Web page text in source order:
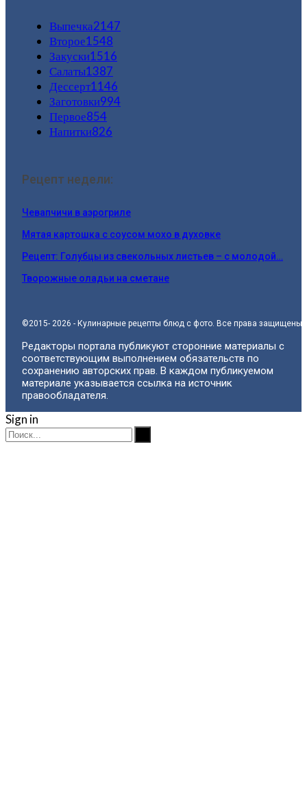
Выпечка2147
Второе1548
Закуски1516
Салаты1387
Дессерт1146
Заготовки994
Первое854
Напитки826
Рецепт недели:
Чевапчичи в аэрогриле
Мятая картошка с соусом мохо в духовке
Рецепт: Голубцы из свекольных листьев – с молодой…
Творожные оладьи на сметане
©2015- 2026 - Кулинарные рецепты блюд с фото. Все права защищены.
Редакторы портала публикуют сторонние материалы с
соответствующим выполнением обязательств по
сохранению авторских прав. В каждом публикуемом
материале указывается ссылка на источник
правообладателя.
Sign in